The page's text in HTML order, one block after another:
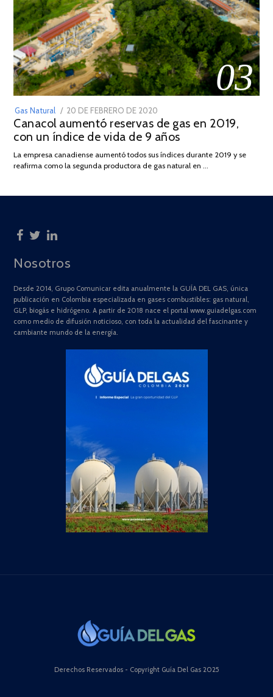
03
Gas Natural
POSTED
ON
20 DE FEBRERO DE 2020
DE
JULIO
2025
Canacol aumentó reservas de gas en 2019,
con un índice de vida de 9 años
La empresa canadiense aumentó todos sus índices durante 2019 y se
reafirma como la segunda productora de gas natural en …
Nosotros
Desde 2014, Grupo Comunicar edita anualmente la GUÍA DEL GAS, única
publicación en Colombia especializada en gases combustibles: gas natural,
GLP, biogás e hidrógeno. A partir de 2018 nace el portal www.guiadelgas.com
como medio de difusión noticioso, con toda la actualidad del fascinante y
cambiante mundo de la energía.
Derechos Reservados - Copyright Guía Del Gas 2025